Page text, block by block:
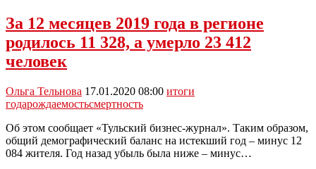
оперативное
совещание
За 12 месяцев 2019 года в регионе
родилось 11 328, а умерло 23 412
человек
Ольга Тельнова 17.01.2020 08:00 итоги
годарождаемостьсмертность
Об этом сообщает «Тульский бизнес-журнал». Таким образом,
общий демографический баланс на истекший год – минус 12
084 жителя. Год назад убыль была ниже – минус…